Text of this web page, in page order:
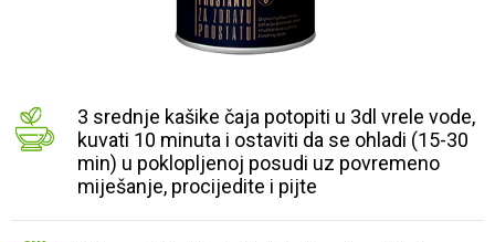
3 srednje kašike čaja potopiti u 3dl vrele vode,
kuvati 10 minuta i ostaviti da se ohladi (15-30
min) u poklopljenoj posudi uz povremeno
miješanje, procijedite i pijte